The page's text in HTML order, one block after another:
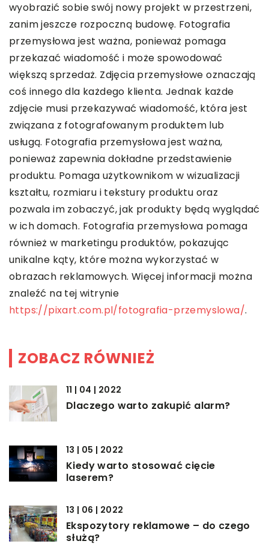
wyobrazić sobie swój nowy projekt w przestrzeni,
zanim jeszcze rozpoczną budowę. Fotografia
przemysłowa jest ważna, ponieważ pomaga
przekazać wiadomość i może spowodować
większą sprzedaż. Zdjęcia przemysłowe oznaczają
coś innego dla każdego klienta. Jednak każde
zdjęcie musi przekazywać wiadomość, która jest
związana z fotografowanym produktem lub
usługą. Fotografia przemysłowa jest ważna,
ponieważ zapewnia dokładne przedstawienie
produktu. Pomaga użytkownikom w wizualizacji
kształtu, rozmiaru i tekstury produktu oraz
pozwala im zobaczyć, jak produkty będą wyglądać
w ich domach. Fotografia przemysłowa pomaga
również w marketingu produktów, pokazując
unikalne kąty, które można wykorzystać w
obrazach reklamowych. Więcej informacji można
znaleźć na tej witrynie
https://pixart.com.pl/fotografia-przemyslowa/.
ZOBACZ RÓWNIEŻ
11 | 04 | 2022
Dlaczego warto zakupić alarm?
13 | 05 | 2022
Kiedy warto stosować cięcie
laserem?
13 | 06 | 2022
Ekspozytory reklamowe – do czego
służą?